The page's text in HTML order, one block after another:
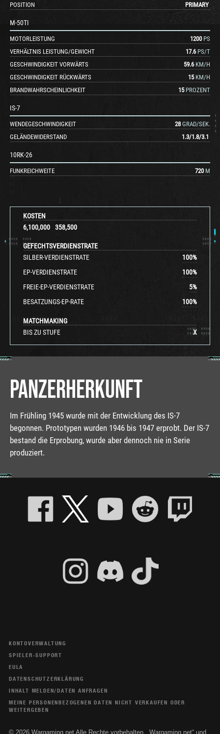
KOSTEN
6,100,000
358,500
GEFECHTSVERDIENSTRATE
SILBER-VERDIENSTRATE
100%
EP-VERDIENSTRATE
100%
FREIE-EP-VERDIENSTRATE
5%
BESATZUNGS-EP-RATE
100%
MATCHMAKING
BIS ZU STUFE
X
POSITION
PRIMARY
M-50TI
MOTORLEISTUNG 1200 PS
VERHÄLTNIS LEISTUNG/GEWICHT
17.6 PS/T
GESCHWINDIGKEIT VORWÄRTS
59.6 KM/H
GESCHWINDIGKEIT RÜCKWÄRTS
15 KM/H
BRANDWAHRSCHEINLICHKEIT
15 PROZENT
IS-7
WENDEGESCHWINDIGKEIT 28 GRAD/SEK.
GELÄNDEWIDERSTAND
1.3/1.8/3.1
10RK-26
FUNKREICHWEITE 720 M
PANZERHERKUNFT
Im Frühling 1945 wurde mit der Entwicklung des IS-7
begonnen. Prototypen wurden 1946 bis 1947 erprobt. Der IS-7
bestand die Erprobung, wurde aber dennoch nie in Serie
produziert.
KONTOVERWALTUNG
SPIELER-SUPPORT
EULA
DATENSCHUTZERKLÄRUNG
INHALT MELDEN/DATEN ANFRAGEN
MEINE PERSONENBEZOGENEN DATEN NICHT VERKAUFEN ODER
WEITERGEBEN
© 2026 Wargaming.net Alle Rechte vorbehalten. „Wargaming.net“ und